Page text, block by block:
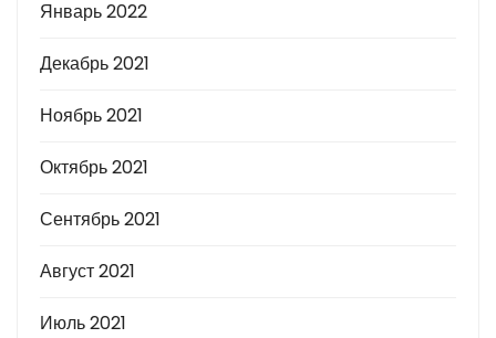
Январь 2022
Декабрь 2021
Ноябрь 2021
Октябрь 2021
Сентябрь 2021
Август 2021
Июль 2021